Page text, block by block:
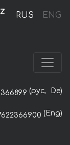
RUS ENG
(рус, De)
(Eng)